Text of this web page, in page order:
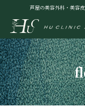
芦屋の美容外科・美容